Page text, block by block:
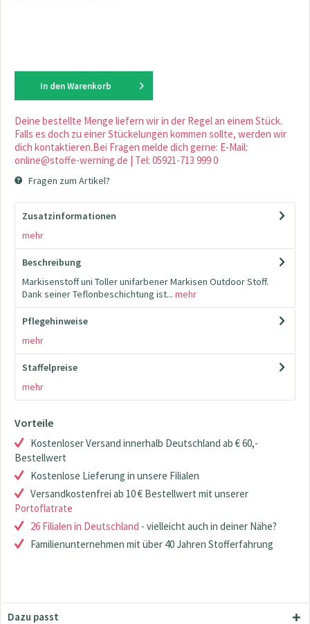
In den Warenkorb
Deine bestellte Menge liefern wir in der Regel an einem Stück.
Falls es doch zu einer Stückelungen kommen sollte, werden wir
dich kontaktieren.Bei Fragen melde dich gerne: E-Mail:
online@stoffe-werning.de | Tel: 05921-713 999 0
Fragen zum Artikel?
Zusatzinformationen
mehr
Beschreibung
Markisenstoff uni Toller unifarbener Markisen Outdoor Stoff.
Dank seiner Teflonbeschichtung ist... mehr
Pflegehinweise
mehr
Staffelpreise
mehr
Vorteile
Kostenloser Versand innerhalb Deutschland ab € 60,-
Bestellwert
Kostenlose Lieferung in unsere Filialen
Versandkostenfrei ab 10 € Bestellwert mit unserer
Portoflatrate
26 Filialen in Deutschland - vielleicht auch in deiner Nähe?
Familienunternehmen mit über 40 Jahren Stofferfahrung
Dazu passt